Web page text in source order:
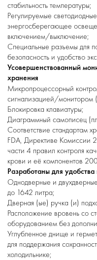
стабильность температуры;
Регулируемые
энергосберегающее
включением/выключение;
Специальные разъемы для
безопасность и удобство
Усовершенствованный
хранения
Микропроцессорный
сигнализацией/монитором
Блокировка клавиатуры;
Диаграммный самописец
Соответствие стандартам
FDA, Директиве
части 4 правил контроля
крови и её компонентов
Разработаны для
Однодверные и
до 1642 литра;
Дверная (ые) ручка (и)
Расположение вровень со
оборудованием без
Углубленное днище и
для поддержания
холодильнике;